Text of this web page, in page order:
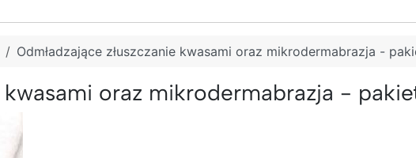
Odmładzające złuszczanie kwasami oraz mikrodermabrazja -
kwasami oraz mikrodermabrazja -